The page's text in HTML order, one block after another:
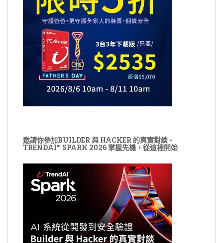
邀請你參加BUILDER 與 HACKER 的真實對談 -
TRENDAI™ SPARK 2026 掌握先機，從這裡開始